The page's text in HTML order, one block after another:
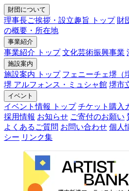
財団について
理事長ご挨拶・設立趣旨 トップ 財
の概要・所在地
事業紹介
事業紹介 トップ 文化芸術振興事業
施設案内
施設案内 トップ フェニーチェ堺（
堺 アルフォンス・ミュシャ館 堺市
イベント
イベント情報 トップ チケット購入
採用情報 お知らせ ご寄付のお願い
よくあるご質問 お問い合わせ 個人
シー リンク集